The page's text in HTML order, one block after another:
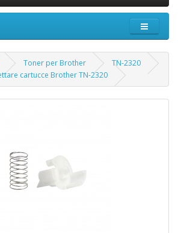
Toner per Brother
TN-2320
cartucce Brother TN-2320